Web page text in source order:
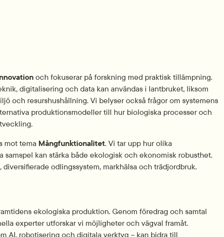
och fokuserar på forskning med praktisk tillämpning.
digitalisering och data kan användas i lantbruket, liksom
och resurshushållning. Vi belyser också frågor om systemens
produktionsmodeller till hur biologiska processer och
mot tema Mångfunktionalitet. Vi tar upp hur olika
kan stärka både ekologisk och ekonomisk robusthet.
odlingssystem, markhälsa och trädjordbruk.
ekologiska produktion. Genom föredrag och samtal
experter utforskar vi möjligheter och vägval framåt.
AI, robotisering och digitala verktyg – kan bidra till